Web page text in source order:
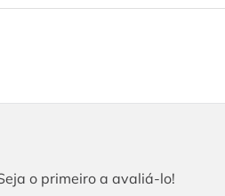
o primeiro a avaliá-lo!